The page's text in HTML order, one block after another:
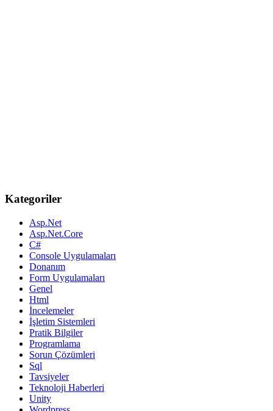
Kategoriler
Asp.Net
Asp.Net.Core
C#
Console Uygulamaları
Donanım
Form Uygulamaları
Genel
Html
İncelemeler
İşletim Sistemleri
Pratik Bilgiler
Programlama
Sorun Çözümleri
Sql
Tavsiyeler
Teknoloji Haberleri
Unity